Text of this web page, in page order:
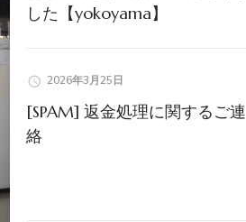
した【yokoyama】
2026年3月25日
[SPAM] 返金処理に関するご連
絡